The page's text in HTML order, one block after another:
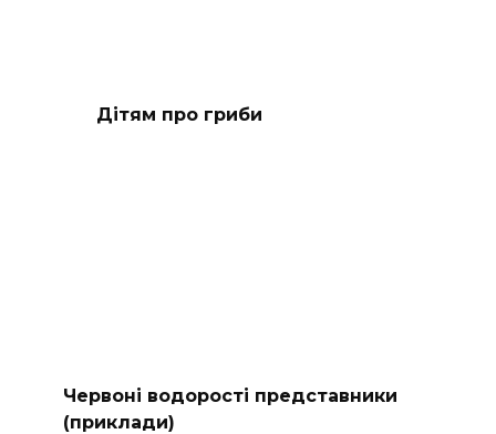
Дітям про гриби
Червоні водорості представники
(приклади)